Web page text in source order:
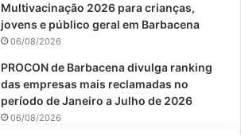
Multivacinação 2026 para crianças,
jovens e público geral em Barbacena
06/08/2026
PROCON de Barbacena divulga ranking
das empresas mais reclamadas no
período de Janeiro a Julho de 2026
06/08/2026